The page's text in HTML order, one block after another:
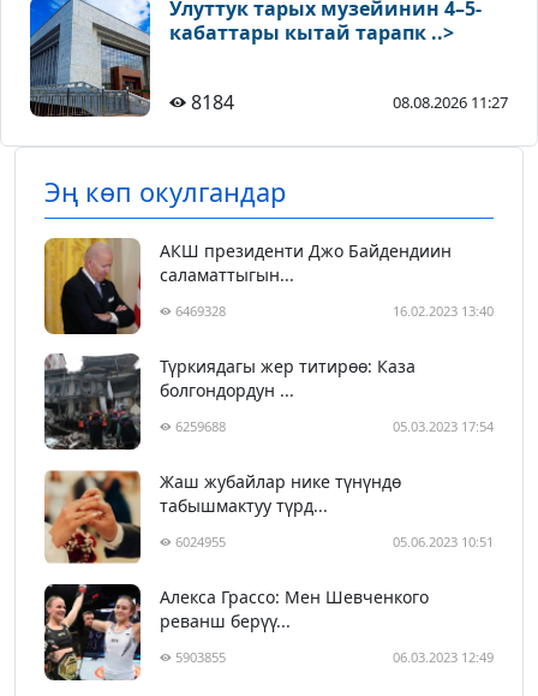
Улуттук тарых музейинин 4–5-
кабаттары кытай тарапк ..>
8184 08.08.2026 11:27
Эң көп окулгандар
АКШ президенти Джо Байдендиин
саламаттыгын...
6469328 16.02.2023 13:40
Түркиядагы жер титирөө: Каза
болгондордун ...
6259688 05.03.2023 17:54
Жаш жубайлар нике түнүндө
табышмактуу түрд...
6024955 05.06.2023 10:51
Алекса Грассо: Мен Шевченкого
реванш берүү...
5903855 06.03.2023 12:49